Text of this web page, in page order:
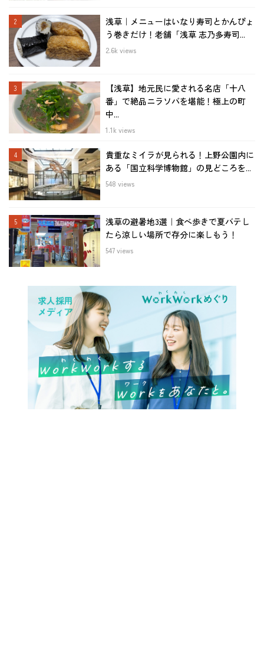
浅草｜メニューはいなり寿司とかんぴょ
う巻きだけ！老舗「浅草 志乃多寿司...
2.6k views
【浅草】地元民に愛される名店「十八
番」で絶品ニラソバを堪能！極上の町
中...
1.1k views
貴重なミイラが見られる！上野公園内に
ある「国立科学博物館」の見どころを...
548 views
浅草の避暑地3選｜食べ歩きで夏バテし
たら涼しい場所で存分に楽しもう！
547 views